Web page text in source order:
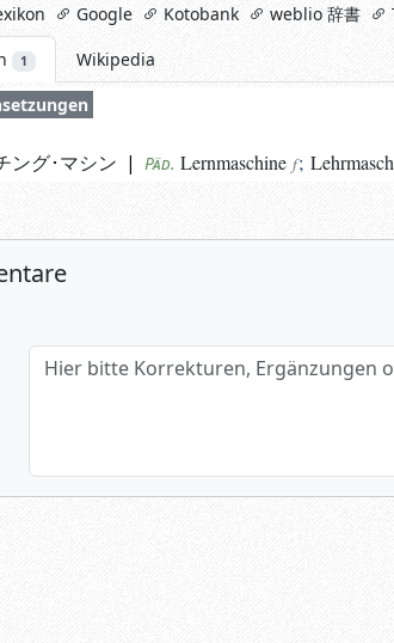
Google Kotobank weblio 辞書
1
Wikipedia
ング･マシン | Päd. Lernmaschine f;
Hier bitte Korrekturen, Ergänzungen oder